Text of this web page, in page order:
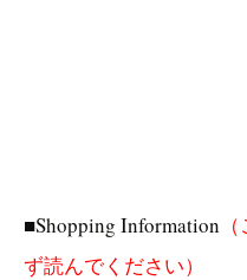
■Shopping Information
ず読んでください）